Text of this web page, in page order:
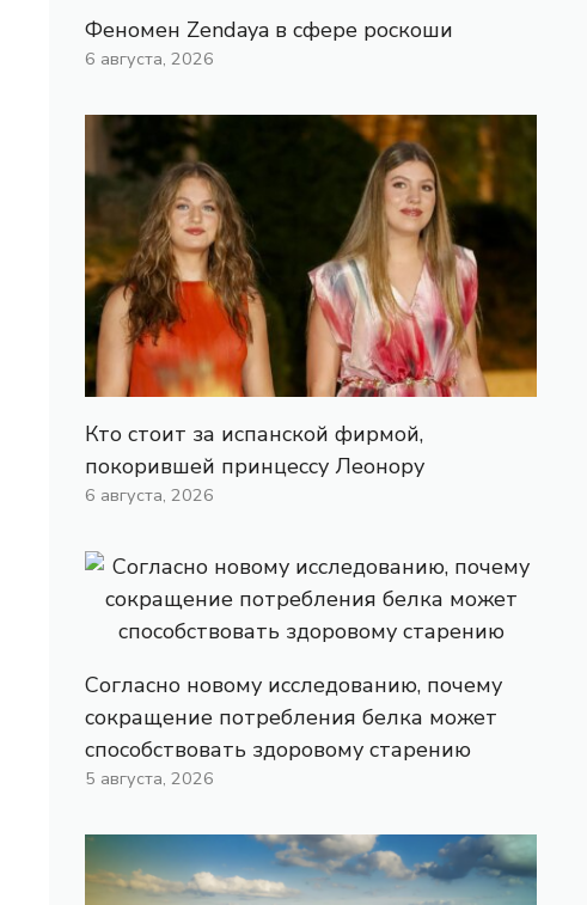
Феномен Zendaya в сфере роскоши
6 августа, 2026
Кто стоит за испанской фирмой,
покорившей принцессу Леонору
6 августа, 2026
Согласно новому исследованию, почему
сокращение потребления белка может
способствовать здоровому старению
5 августа, 2026